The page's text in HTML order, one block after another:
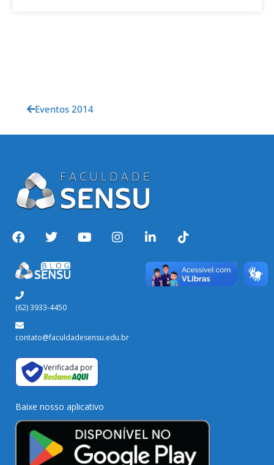
Eventos 2014
(62) 3933-4450
contato@faculdadesensu.edu.br
Verificada por
Baixe nosso aplicativo